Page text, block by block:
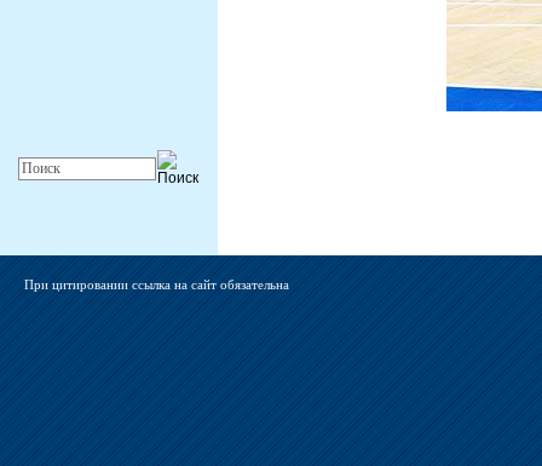
При цитировании ссылка на сайт обязательна